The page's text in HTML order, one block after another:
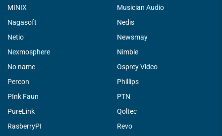
MINIX
Musician Audio
Nagasoft
Nedis
Netio
Newsmay
Nexmosphere
Nimble
No name
Osprey Video
Percon
Phillips
PInk Faun
PTN
PureLink
Qoltec
RasberryPI
Revo